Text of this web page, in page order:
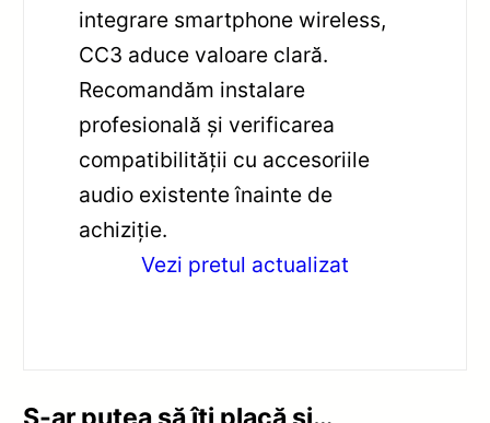
integrare smartphone wireless,
CC3 aduce valoare clară.
Recomandăm instalare
profesională și verificarea
compatibilității cu accesoriile
audio existente înainte de
achiziție.
Vezi pretul actualizat